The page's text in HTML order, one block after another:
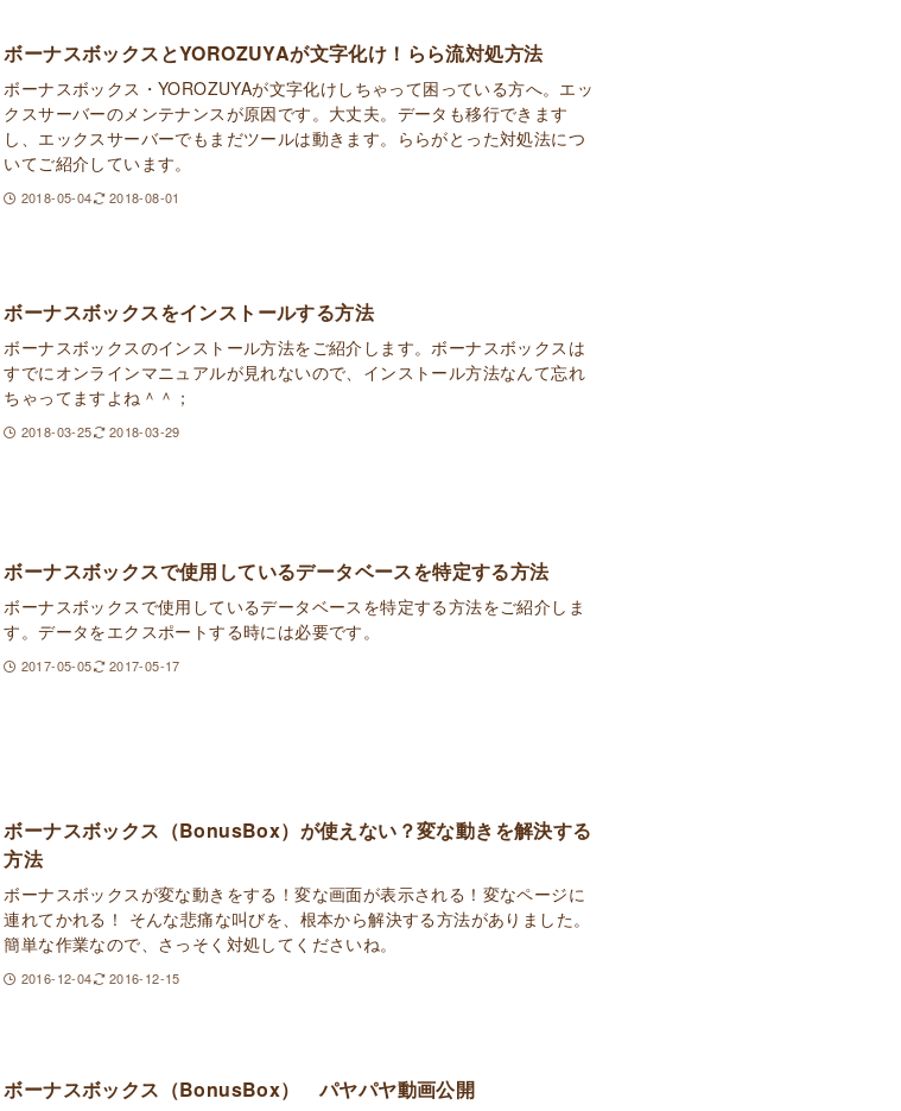
ボーナスボックスとYOROZUYAが文字化け！らら流対処方法
ボーナスボックス・YOROZUYAが文字化けしちゃって困っている方へ。エッ
クスサーバーのメンテナンスが原因です。大丈夫。データも移行できます
し、エックスサーバーでもまだツールは動きます。ららがとった対処法につ
いてご紹介しています。
2018-05-04 2018-08-01
ボーナスボックスをインストールする方法
ボーナスボックスのインストール方法をご紹介します。ボーナスボックスは
すでにオンラインマニュアルが見れないので、インストール方法なんて忘れ
ちゃってますよね＾＾；
2018-03-25 2018-03-29
ボーナスボックスで使用しているデータベースを特定する方法
ボーナスボックスで使用しているデータベースを特定する方法をご紹介しま
す。データをエクスポートする時には必要です。
2017-05-05 2017-05-17
ボーナスボックス（BonusBox）が使えない？変な動きを解決する
方法
ボーナスボックスが変な動きをする！変な画面が表示される！変なページに
連れてかれる！ そんな悲痛な叫びを、根本から解決する方法がありました。
簡単な作業なので、さっそく対処してくださいね。
2016-12-04 2016-12-15
ボーナスボックス（BonusBox） パヤパヤ動画公開